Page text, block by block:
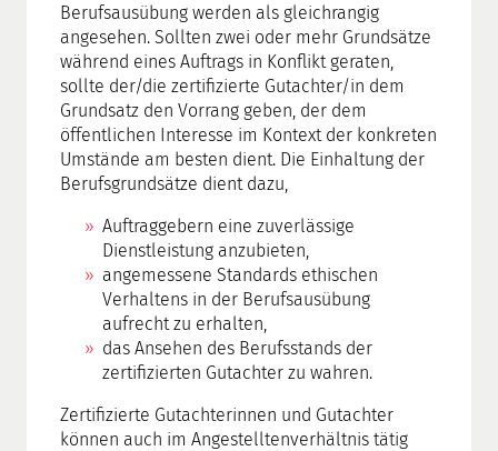
Berufsausübung werden als gleichrangig
angesehen. Sollten zwei oder mehr Grundsätze
während eines Auftrags in Konflikt geraten,
sollte der/die zertifizierte Gutachter/in dem
Grundsatz den Vorrang geben, der dem
öffentlichen Interesse im Kontext der konkreten
Umstände am besten dient. Die Einhaltung der
Berufsgrundsätze dient dazu,
Auftraggebern eine zuverlässige
Dienstleistung anzubieten,
angemessene Standards ethischen
Verhaltens in der Berufsausübung
aufrecht zu erhalten,
das Ansehen des Berufsstands der
zertifizierten Gutachter zu wahren.
Zertifizierte Gutachterinnen und Gutachter
können auch im Angestelltenverhältnis tätig